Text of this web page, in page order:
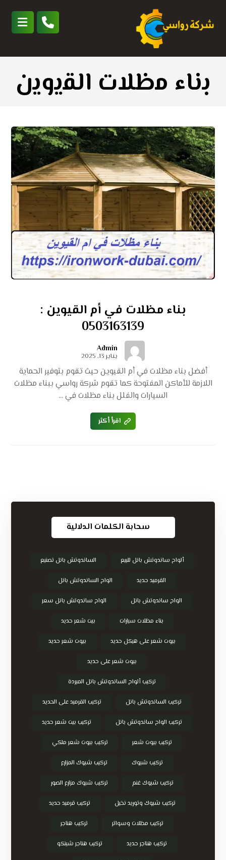
ﺑﻧﺎء ﻣظﻼت اﻟﻘﻳوﻳن
بناء مظلات في أم القيوين :
0503163139
Admin
يناير 13, 2025
أفضل بناء مظلات في أم القيوين حيث تقوم بتوفير الحماية
اللازمة للأماكن المفتوحة كما تقوم شركة رواسي ببناء مظلات
السيارات والفلل بناء مظلات في ...
اقرأ أكثر
سحابة الكلمات الدلالية
ألواح ساندوتش بانل للبيع الساندوتش بانل تصنيع
القرميد حديد الواح الساندوتش بانل
الواح ساندوتش بانل الواح ساندوتش بانل سعر
بناء مظلات سيارات بيت شعر حديد
بيوت شعر على هيكل حديد بيوت شعر حديد
بيوت شعر على حديد
تركيب ألواح الساندوتش بانل المبردة
تركيب الساندوتش بانل تركيب القرميد على الحديد
تركيب الواح ساندوتش بانل تركيب بيت شعر حديد
تركيب بيوت شعر تركيب بيوت شعر ملكي
تركيب شبوك تركيب شبوك المزارع
تركيب شبوك غنم تركيب شبوك مزارع الصور
تركيب شبوك وتوريد نخيل تركيب قرميد حديد
تركيب مظلات وسواتر تركيب هناجر
تركيب هناجر حديد تركيب هناجر شينكو